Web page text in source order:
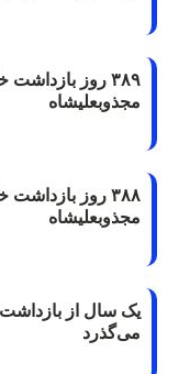
۳۸۹ روز
مجذوبعلیشاه
۳۸۸ روز
مجذوبعلیشاه
یک سال از
می‌گذرد